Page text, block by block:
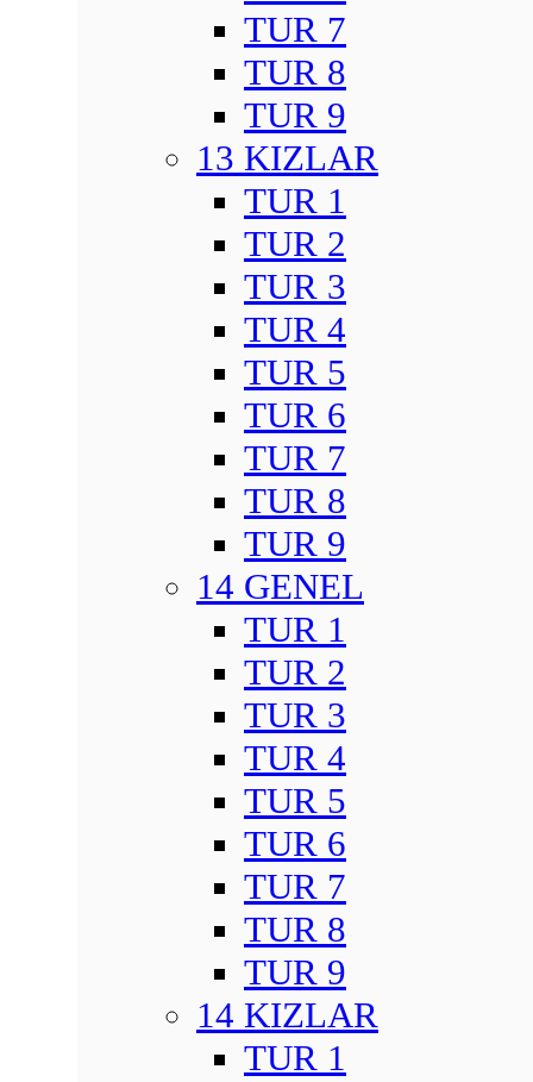
TUR 7
TUR 8
TUR 9
13 KIZLAR
TUR 1
TUR 2
TUR 3
TUR 4
TUR 5
TUR 6
TUR 7
TUR 8
TUR 9
14 GENEL
TUR 1
TUR 2
TUR 3
TUR 4
TUR 5
TUR 6
TUR 7
TUR 8
TUR 9
14 KIZLAR
TUR 1